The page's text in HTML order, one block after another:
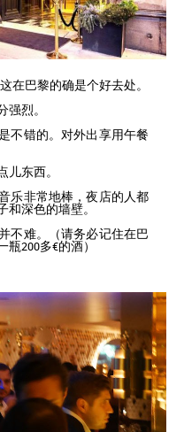
在巴黎的确是个好去处。
烈。
不错的。对外出享用午餐
东西。
乐非常地棒，夜店的人都
深色的墙壁。
不难。（请务必记住在巴
200多€的酒）